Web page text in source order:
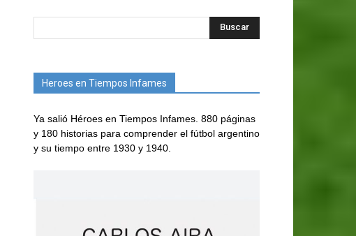
Heroes en Tiempos Infames
Ya salió Héroes en Tiempos Infames. 880 páginas
y 180 historias para comprender el fútbol argentino
y su tiempo entre 1930 y 1940.